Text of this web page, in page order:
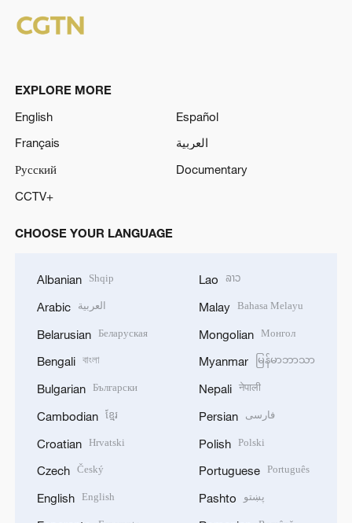
EXPLORE MORE
English
Español
Français
العربية
Русский
Documentary
CCTV+
CHOOSE YOUR LANGUAGE
Albanian Shqip
Arabic العربية
Belarusian Беларуская
Bengali বাংলা
Bulgarian Български
Cambodian ខ្មែរ
Croatian Hrvatski
Czech Český
English English
Lao ລາວ
Malay Bahasa Melayu
Mongolian Монгол
Myanmar မြန်မာဘာသာ
Nepali नेपाली
Persian فارسی
Polish Polski
Portuguese Português
Pashto پښتو